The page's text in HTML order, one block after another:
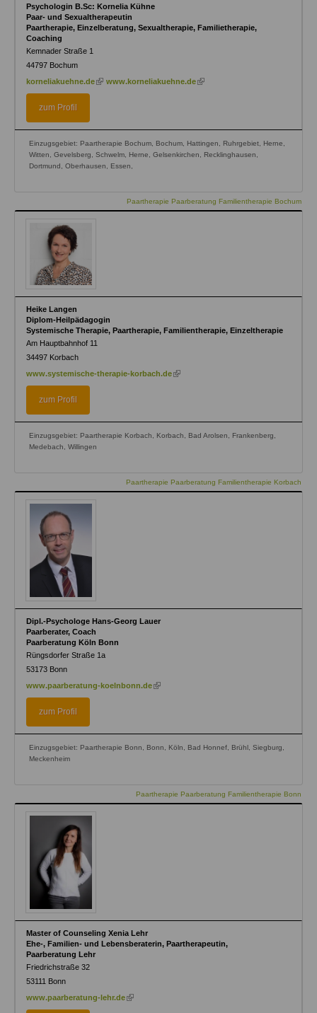
Psychologin B.Sc: Kornelia Kühne
Paar- und Sexualtherapeutin
Paartherapie, Einzelberatung, Sexualtherapie, Familietherapie,
Coaching
Kemnader Straße 1
44797 Bochum
korneliakuehne.de (linkwww.korneliakuehne.de (link
zum Profil
Einzugsgebiet: Paartherapie Bochum, Bochum, Hattingen, Ruhrgebiet, Herne,
Witten, Gevelsberg, Schwelm, Herne, Gelsenkirchen, Recklinghausen,
Dortmund, Oberhausen, Essen,
Paartherapie Paarberatung Familientherapie Bochum
Heike Langen
Diplom-Heilpädagogin
Systemische Therapie, Paartherapie, Familientherapie, Einzeltherapie
Am Hauptbahnhof 11
34497 Korbach
www.systemische-therapie-korbach.de (link
zum Profil
Einzugsgebiet: Paartherapie Korbach, Korbach, Bad Arolsen, Frankenberg,
Medebach, Willingen
Paartherapie Paarberatung Familientherapie Korbach
Dipl.-Psychologe Hans-Georg Lauer
Paarberater, Coach
Paarberatung Köln Bonn
Rüngsdorfer Straße 1a
53173 Bonn
www.paarberatung-koelnbonn.de (link
zum Profil
Einzugsgebiet: Paartherapie Bonn, Bonn, Köln, Bad Honnef, Brühl, Siegburg,
Meckenheim
Paartherapie Paarberatung Familientherapie Bonn
Master of Counseling Xenia Lehr
Ehe-, Familien- und Lebensberaterin, Paartherapeutin,
Paarberatung Lehr
Friedrichstraße 32
53111 Bonn
www.paarberatung-lehr.de (link